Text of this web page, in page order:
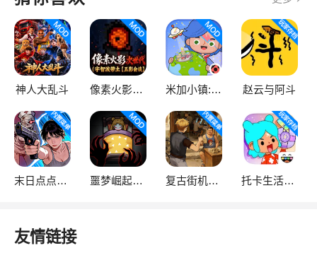
神人大乱斗 像素火影次世代 米加小镇:世界 赵云与阿斗
末日点点（辅助菜单） 噩梦崛起：生存 复古街机大亨 托卡生活：世界
友情链接